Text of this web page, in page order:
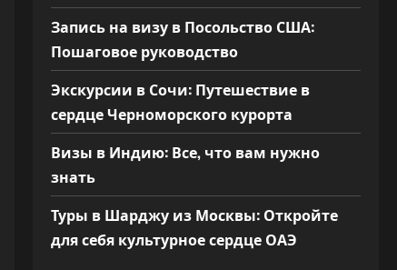
Запись на визу в Посольство США:
Пошаговое руководство
Экскурсии в Сочи: Путешествие в
сердце Черноморского курорта
Визы в Индию: Все, что вам нужно
знать
Туры в Шарджу из Москвы: Откройте
для себя культурное сердце ОАЭ